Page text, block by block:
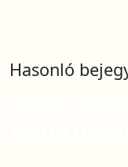
Hasonló